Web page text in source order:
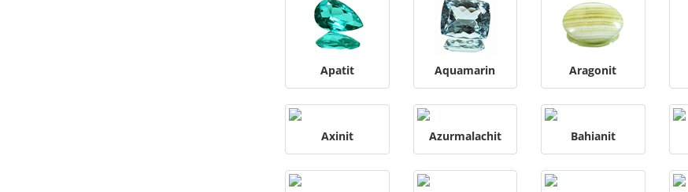
Apatit Aquamarin Aragonit
Axinit Azurmalachit Bahianit